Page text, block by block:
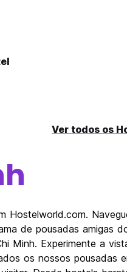
Ver todos os
Hostelworld.com.
de pousadas amigas
Minh. Experimente a
os nossos pousadas